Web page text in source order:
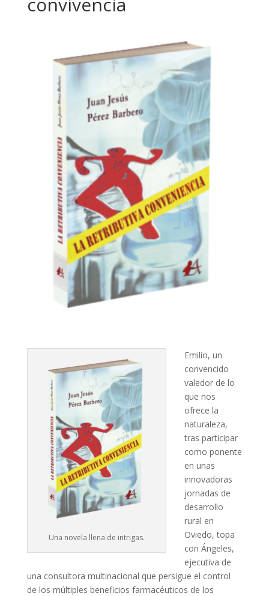
Una novela llena de intrigas.
Emilio, un
convencido
valedor de lo
que nos
ofrece la
naturaleza,
tras participar
como ponente
en unas
innovadoras
jornadas de
desarrollo
rural en
Oviedo, topa
con Ángeles,
ejecutiva de
una consultora multinacional que persigue el control
de los múltiples beneficios farmacéuticos de los